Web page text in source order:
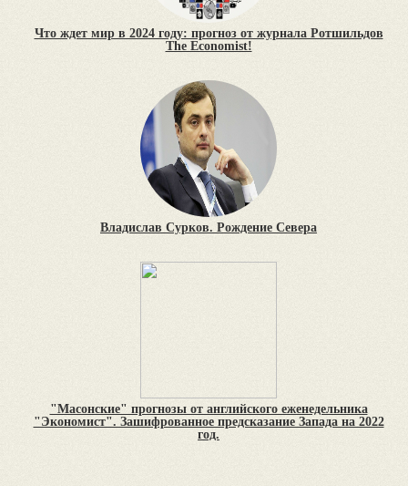
Что ждет мир в 2024 году: прогноз от журнала Ротшильдов
The Economist!
Владислав Сурков. Рождение Севера
"Масонские" прогнозы от английского еженедельника
"Экономист". Зашифрованное предсказание Запада на 2022
год.